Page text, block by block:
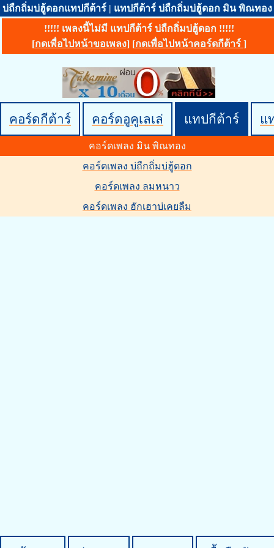
บ่ถืกถิ่มบ่ฮู้ดอกแทปกีต้าร์ | แทปกีต้าร์ บ่ถืกถิ่มบ่ฮู้ดอก มิน พิณทอง
!!!!! เพลงนี้ไม่มี แทปกีต้าร์ บ่ถืกถิ่มบ่ฮู้ดอก !!!!!
[กดเพื่อไปหน้าขอเพลง] [กดเพื่อไปหน้าคอร์ดกีต้าร์ ]
คอร์ดกีต้าร์ คอร์ดอูคูเลเล่ แทปกีต้าร์ แ
คอร์ดเพลง มิน พิณทอง
คอร์ดเพลง บ่ถืกถิ่มบ่ฮู้ดอก
คอร์ดเพลง ลมหนาว
คอร์ดเพลง ฮักเฮาบ่เคยลืม